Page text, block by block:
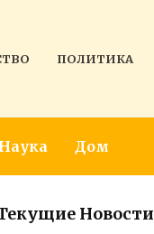
ПОЛИТИКА
Наука Дом
Новости